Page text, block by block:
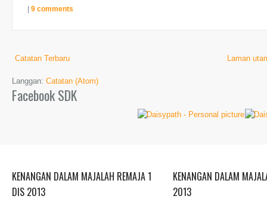
| 9 comments
Catatan Terbaru Laman
Langgan: Catatan (Atom)
Facebook SDK
KENANGAN DALAM MAJALAH REMAJA 1
DIS 2013
KENANGAN DALAM
2013